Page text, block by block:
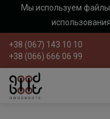
Мы используем
+38 (067) 143 10 10
+38 (066) 666 06 99